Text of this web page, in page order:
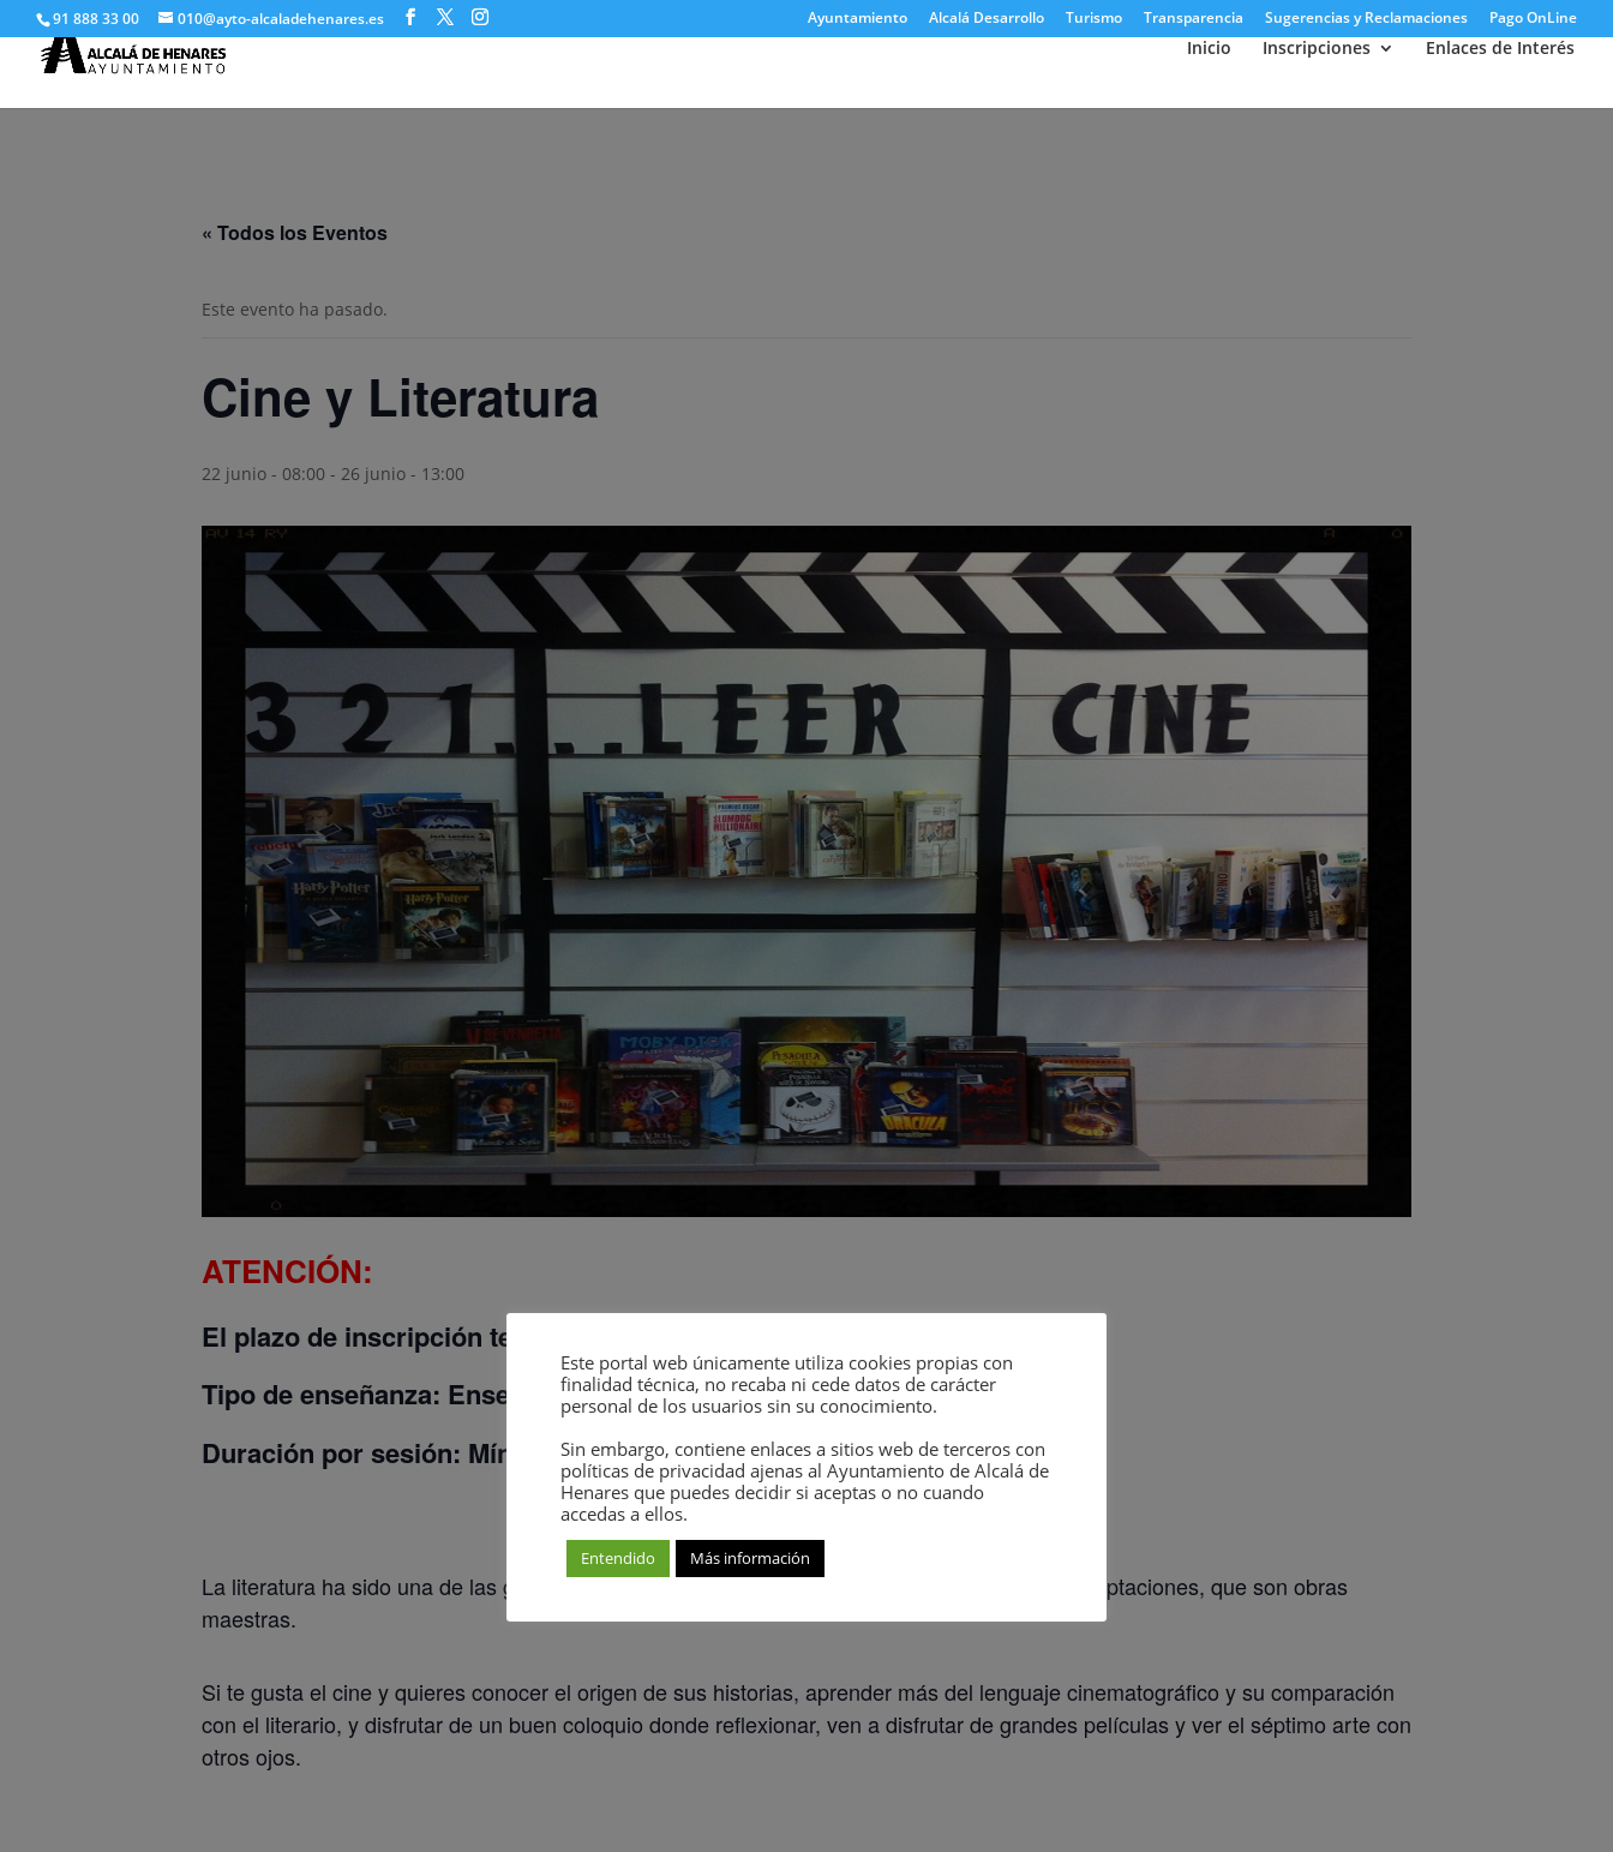
91 888 33 00 010@ayto-alcaladehenares.es Ayuntamiento Alcalá Desarrollo Turismo Transparencia Sugerencias y Reclamaciones Pago OnLine
Inicio Inscripciones Enlaces de Interés
« Todos los Eventos
Este evento ha pasado.
Cine y Literatura
22 junio - 08:00 - 26 junio - 13:00
ATENCIÓN:
El plazo de inscripción tendrá lugar
Tipo de enseñanza: Enseñanza Abierta
Duración por sesión: Mínimo una sesión de 2 horas a la semana.
La literatura ha sido una de las grandes fuentes que ha tomado el cine para crear grandes adaptaciones, que son obras
maestras.
Si te gusta el cine y quieres conocer el origen de sus historias, aprender más del lenguaje cinematográfico y su comparación
con el literario, y disfrutar de un buen coloquio donde reflexionar, ven a disfrutar de grandes películas y ver el séptimo arte con
otros ojos.
Este portal web únicamente utiliza cookies propias con
finalidad técnica, no recaba ni cede datos de carácter
personal de los usuarios sin su conocimiento.
Sin embargo, contiene enlaces a sitios web de terceros con
políticas de privacidad ajenas al Ayuntamiento de Alcalá de
Henares que puedes decidir si aceptas o no cuando
accedas a ellos.
Entendido Más información